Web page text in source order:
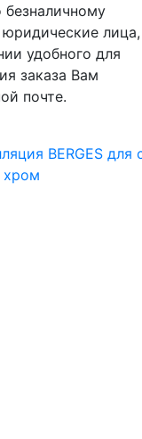
безналичному
лица,
удобного для
заказа Вам
почте.